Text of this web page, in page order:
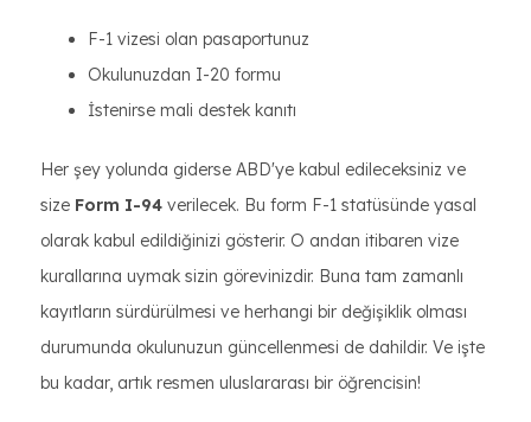
F-1 vizesi olan pasaportunuz
Okulunuzdan I-20 formu
İstenirse mali destek kanıtı
Her şey yolunda giderse ABD'ye kabul edileceksiniz ve
size Form I-94 verilecek. Bu form F-1 statüsünde yasal
olarak kabul edildiğinizi gösterir. O andan itibaren vize
kurallarına uymak sizin görevinizdir. Buna tam zamanlı
kayıtların sürdürülmesi ve herhangi bir değişiklik olması
durumunda okulunuzun güncellenmesi de dahildir. Ve işte
bu kadar, artık resmen uluslararası bir öğrencisin!